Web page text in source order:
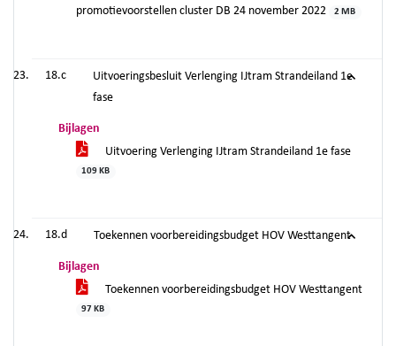
promotievoorstellen cluster DB 24 november 2022
2 MB
18.c
Uitvoeringsbesluit Verlenging IJtram Strandeiland 1e
fase
Bijlagen
Uitvoering Verlenging IJtram Strandeiland 1e fase
109 KB
18.d Toekennen voorbereidingsbudget HOV Westtangent
Bijlagen
Toekennen voorbereidingsbudget HOV Westtangent
97 KB